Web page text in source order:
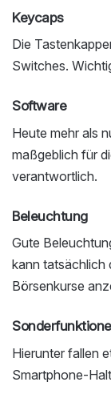
Keycaps
Die
Switches.
Software
Heute mehr als
maßgeblich für
verantwortlich.
Beleuchtung
Gute
kann tatsächlich
Börsenkurse
Hierunter fallen
Smartphone-